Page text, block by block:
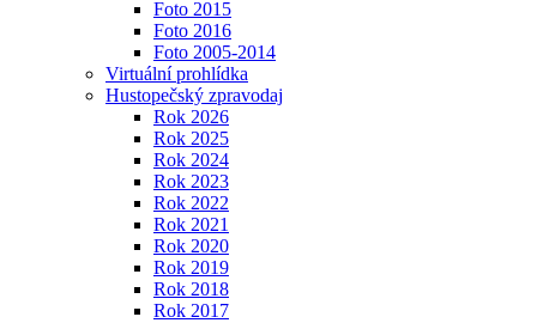
Foto 2015
Foto 2016
Foto 2005-2014
Virtuální prohlídka
Hustopečský zpravodaj
Rok 2026
Rok 2025
Rok 2024
Rok 2023
Rok 2022
Rok 2021
Rok 2020
Rok 2019
Rok 2018
Rok 2017